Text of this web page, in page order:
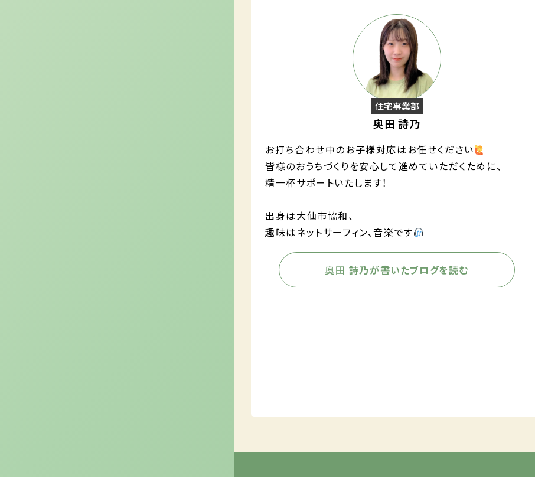
住宅事業部
奥田 詩乃
お打ち合わせ中のお子様対応はお任せください
皆様のおうちづくりを安心して進めていただくために、
精一杯サポートいたします！
出身は大仙市協和、
趣味はネットサーフィン、音楽です
奥田 詩乃が書いたブログを読む